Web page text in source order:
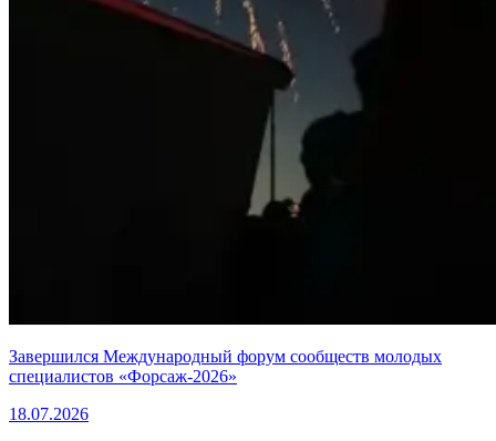
Завершился Международный форум сообществ молодых
специалистов «Форсаж-2026»
18.07.2026